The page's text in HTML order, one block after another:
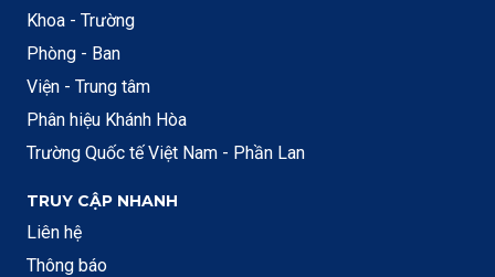
Khoa - Trường
Phòng - Ban
Viện - Trung tâm
Phân hiệu Khánh Hòa
Trường Quốc tế Việt Nam - Phần Lan
TRUY CẬP NHANH
Liên hệ
Thông báo